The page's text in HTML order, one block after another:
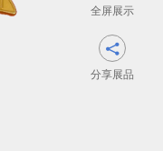
全屏展示

分享展品